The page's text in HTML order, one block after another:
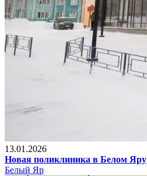
13.01.2026
Новая поликлиника в Белом Яру
Белый Яр